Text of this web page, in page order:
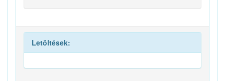
Letöltések: